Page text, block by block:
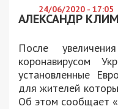
24/06/2020 - 17:05
АЛЕКСАНДР
После
коронавирусом
установленные
для жителей
Об этом сообщает «